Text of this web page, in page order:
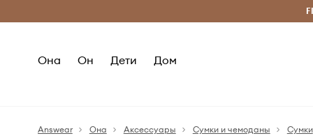
Бесплатная доставка из ЕС (от 2800 грн)
Она Он Дети Дом
Answear Она Аксессуары Сумки и чемоданы Сумки